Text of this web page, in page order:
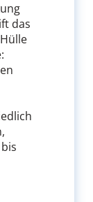
das